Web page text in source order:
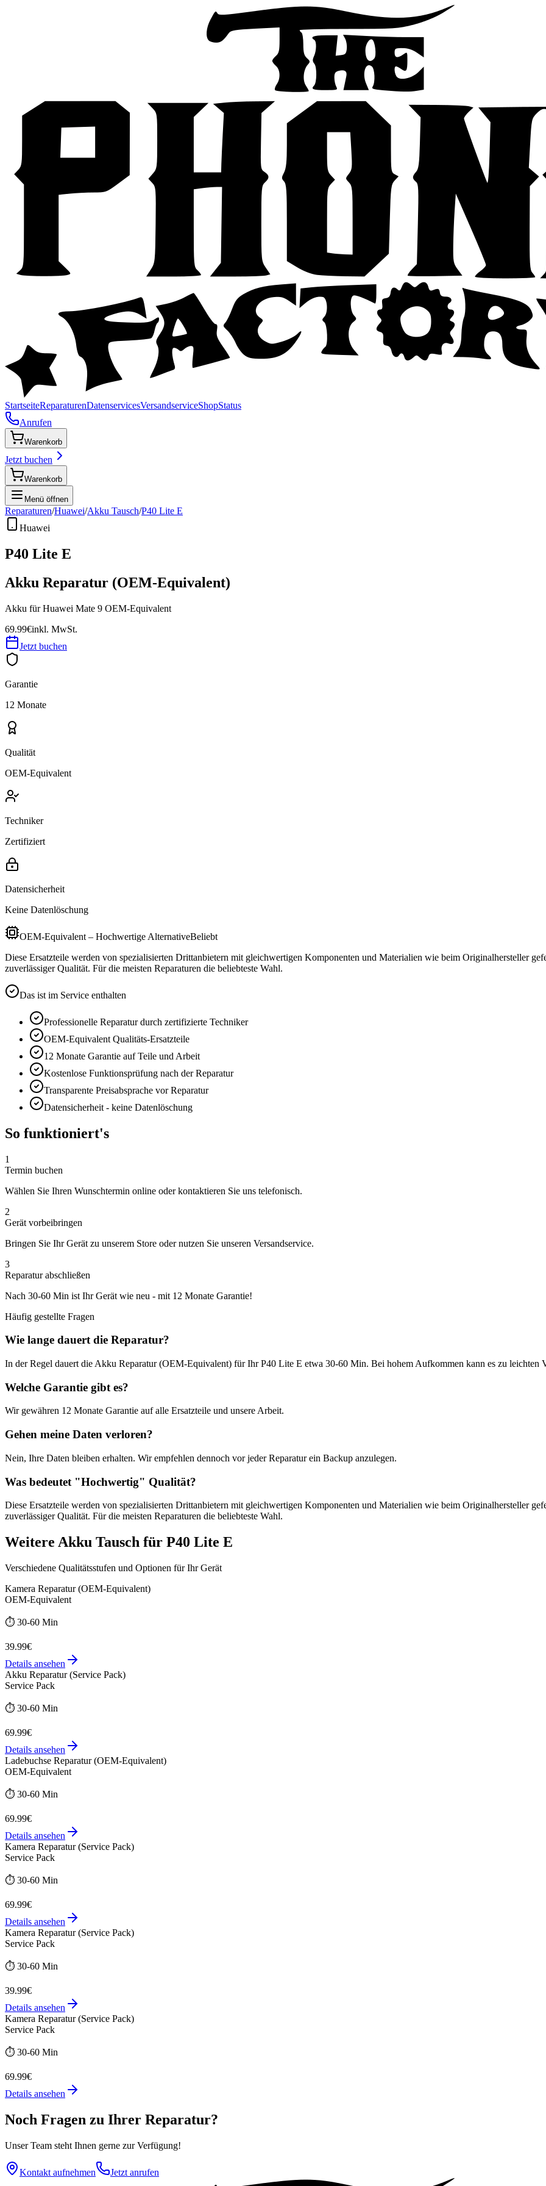
StartseiteReparaturenDatenservicesVersandserviceShopStatus
Anrufen
Warenkorb
Jetzt buchen
Warenkorb
Menü öffnen
Reparaturen/Huawei/Akku Tausch/P40 Lite E
Huawei
P40 Lite E
Akku Reparatur (OEM-Equivalent)
Akku für Huawei Mate 9 OEM-Equivalent
69.99€inkl. MwSt.
Jetzt buchen
Garantie
12 Monate
Qualität
OEM-Equivalent
Techniker
Zertifiziert
Datensicherheit
Keine Datenlöschung
OEM-Equivalent – Hochwertige AlternativeBeliebt
Diese Ersatzteile werden von spezialisierten Drittanbietern mit gleichwertigen Komponenten und Materialien wie beim Originalhersteller
zuverlässiger Qualität. Für die meisten Reparaturen die beliebteste Wahl.
Das ist im Service enthalten
Professionelle Reparatur durch zertifizierte Techniker
OEM-Equivalent Qualitäts-Ersatzteile
12 Monate Garantie auf Teile und Arbeit
Kostenlose Funktionsprüfung nach der Reparatur
Transparente Preisabsprache vor Reparatur
Datensicherheit - keine Datenlöschung
So funktioniert's
1
Termin buchen
Wählen Sie Ihren Wunschtermin online oder kontaktieren Sie uns telefonisch.
2
Gerät vorbeibringen
Bringen Sie Ihr Gerät zu unserem Store oder nutzen Sie unseren Versandservice.
3
Reparatur abschließen
Nach 30-60 Min ist Ihr Gerät wie neu - mit 12 Monate Garantie!
Häufig gestellte Fragen
Wie lange dauert die Reparatur?
In der Regel dauert die Akku Reparatur (OEM-Equivalent) für IhrP40 Lite E etwa 30-60 Min. Bei hohem Aufkommen kann es zu leichten
Welche Garantie gibt es?
Wir gewähren 12 Monate Garantie auf alle Ersatzteile und unsere Arbeit.
Gehen meine Daten verloren?
Nein, Ihre Daten bleiben erhalten. Wir empfehlen dennoch vor jeder Reparatur ein Backup anzulegen.
Was bedeutet "Hochwertig" Qualität?
Diese Ersatzteile werden von spezialisierten Drittanbietern mit gleichwertigen Komponenten und Materialien wie beim Originalhersteller
zuverlässiger Qualität. Für die meisten Reparaturen die beliebteste Wahl.
Weitere Akku Tausch für P40 Lite E
Verschiedene Qualitätsstufen und Optionen für Ihr Gerät
Kamera Reparatur (OEM-Equivalent)
OEM-Equivalent
⏱️ 30-60 Min
39.99€
Details ansehen
Akku Reparatur (Service Pack)
Service Pack
⏱️ 30-60 Min
69.99€
Details ansehen
Ladebuchse Reparatur (OEM-Equivalent)
OEM-Equivalent
⏱️ 30-60 Min
69.99€
Details ansehen
Kamera Reparatur (Service Pack)
Service Pack
⏱️ 30-60 Min
69.99€
Details ansehen
Kamera Reparatur (Service Pack)
Service Pack
⏱️ 30-60 Min
39.99€
Details ansehen
Kamera Reparatur (Service Pack)
Service Pack
⏱️ 30-60 Min
69.99€
Details ansehen
Noch Fragen zu Ihrer Reparatur?
Unser Team steht Ihnen gerne zur Verfügung!
Kontakt aufnehmen Jetzt anrufen